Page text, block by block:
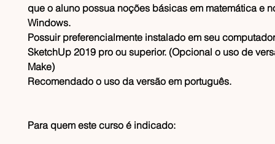
que o aluno possua noções básicas em matemática e
Windows.
Possuir preferencialmente instalado em seu
SketchUp 2019 pro ou superior. (Opcional o uso de
Make)
Recomendado o uso da versão em português.
Para quem este curso é indicado: